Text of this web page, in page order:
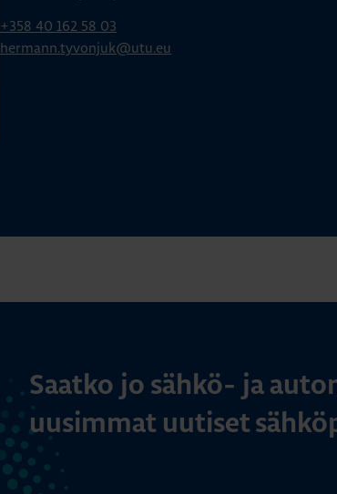
+358 40 162 58 03
hermann.tyvonjuk@utu.eu
Saatko jo sähkö- ja
uusimmat uutiset